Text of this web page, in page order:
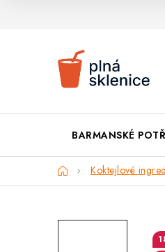
BARMANSKÉ
DomůKoktejlové